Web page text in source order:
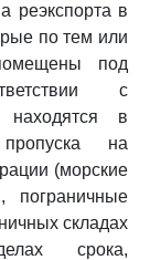
реэкспорта в
по тем или
под
с
находятся в
на
(морские
пограничные
складах
срока,